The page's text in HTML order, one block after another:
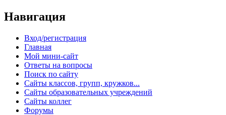
Навигация
Вход/регистрация
Главная
Мой мини-сайт
Ответы на вопросы
Поиск по сайту
Сайты классов, групп, кружков...
Сайты образовательных учреждений
Сайты коллег
Форумы